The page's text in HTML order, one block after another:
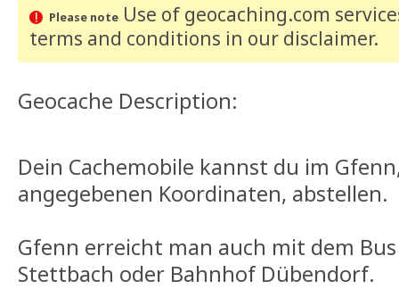
Please noteUse of geocaching.com
terms and conditions in our disclaimer.
Geocache Description:
Dein Cachemobile kannst du im
angegebenen Koordinaten, abstellen.
Gfenn erreicht man auch mit dem
Stettbach oder Bahnhof Dübendorf.